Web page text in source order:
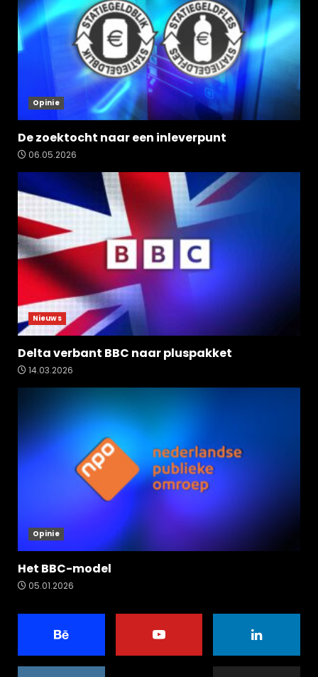
Opinie
De zoektocht naar een inleverpunt
06.05.2026
Nieuws
Delta verbant BBC naar pluspakket
14.03.2026
Opinie
Het BBC-model
05.01.2026